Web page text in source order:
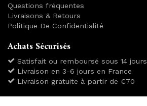
Questions fréquentes
Livraisons & Retours
Politique De Confidentialité
Achats Sécurisés
Satisfait ou remboursé sous 14 jours
Livraison en 3-6 jours en France
Livraison gratuite à partir de €70